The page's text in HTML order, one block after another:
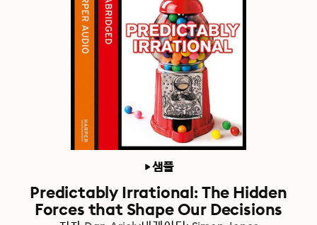
샘플
Predictably Irrational: The Hidden
Forces that Shape Our Decisions